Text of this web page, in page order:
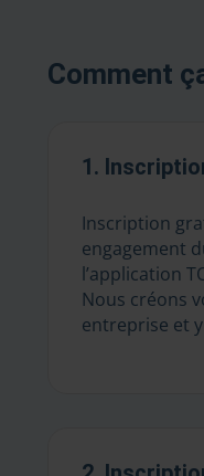
Comment
1.
Inscription
engagement
l’application
Nous créons
entreprise et